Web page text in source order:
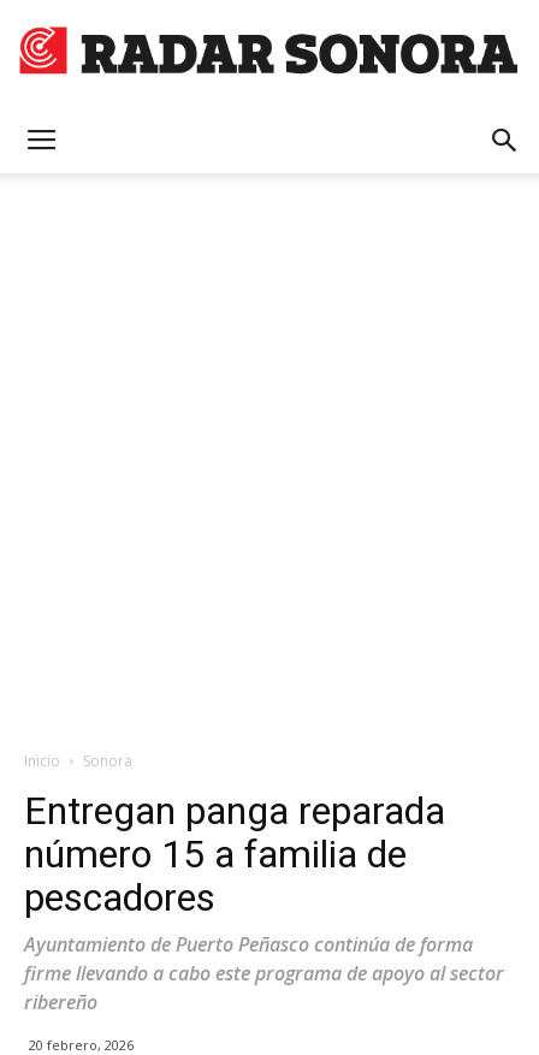
Inicio Sonora
Entregan panga reparada
número 15 a familia de
pescadores
Ayuntamiento de Puerto Peñasco continúa de forma
firme llevando a cabo este programa de apoyo al sector
ribereño
20 febrero, 2026